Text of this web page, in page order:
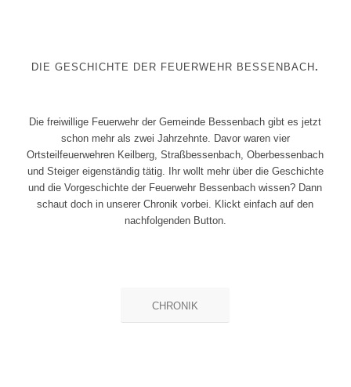
DIE GESCHICHTE DER FEUERWEHR BESSENBACH.
Die freiwillige Feuerwehr der Gemeinde Bessenbach gibt es jetzt
schon mehr als zwei Jahrzehnte. Davor waren vier
Ortsteilfeuerwehren Keilberg, Straßbessenbach, Oberbessenbach
und Steiger eigenständig tätig. Ihr wollt mehr über die Geschichte
und die Vorgeschichte der Feuerwehr Bessenbach wissen? Dann
schaut doch in unserer Chronik vorbei. Klickt einfach auf den
nachfolgenden Button.
CHRONIK